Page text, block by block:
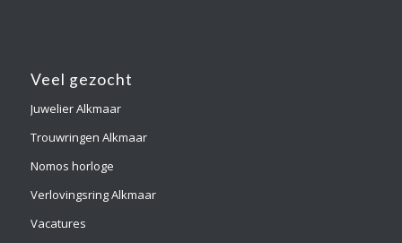
Veel gezocht
Juwelier Alkmaar
Trouwringen Alkmaar
Nomos horloge
Verlovingsring Alkmaar
Vacatures